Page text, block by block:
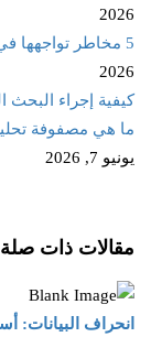
2026
5 مخاطر تواجهها في غياب موجز يومي للذكاء التنافسي
2026
كيفية إجراء البحث
ما هي مصفوفة
يونيو 7, 2026
مقالات ذات صلة
انحراف البيانات: